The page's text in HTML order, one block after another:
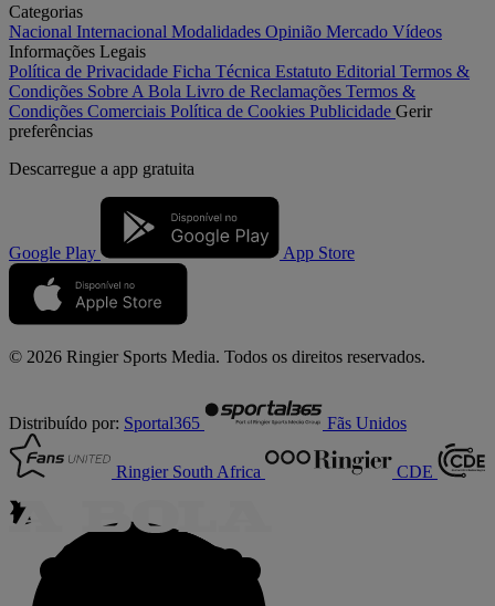
Categorias
Nacional Internacional Modalidades Opinião Mercado Vídeos
Informações Legais
Política de Privacidade Ficha Técnica Estatuto Editorial Termos &
Condições Sobre A Bola Livro de Reclamações Termos &
Condições Comerciais Política de Cookies Publicidade Gerir
preferências
Descarregue a app gratuita
Google Play App Store
© 2026 Ringier Sports Media. Todos os direitos reservados.
Distribuído por: Sportal365 Fãs Unidos
Ringier South Africa CDE